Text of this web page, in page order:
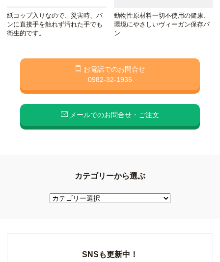
紙コップ入りなので、災害時、パ
ンに直接手を触れず汚れた手でも
衛生的です。
動物性原材料一切不使用の健康、
環境にやさしいヴィーガン保存パ
ン
お電話でのお問合せ
0982-32-1935
メールでのお問合せ・ご注文
カテゴリーから選ぶ
SNSも更新中！